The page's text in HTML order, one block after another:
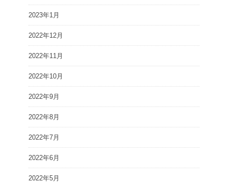
2023年1月
2022年12月
2022年11月
2022年10月
2022年9月
2022年8月
2022年7月
2022年6月
2022年5月